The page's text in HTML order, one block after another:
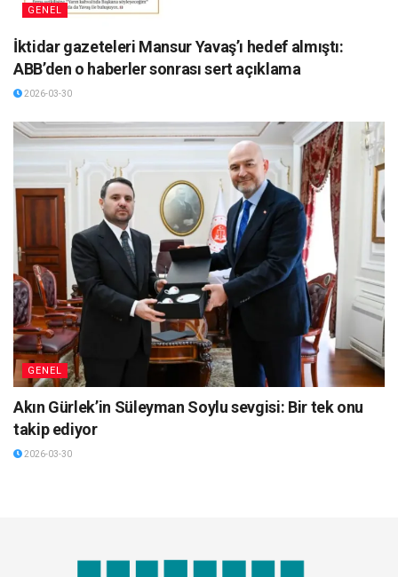
GENEL
İktidar gazeteleri Mansur Yavaş’ı hedef almıştı:
ABB’den o haberler sonrası sert açıklama
2026-03-30
GENEL
Akın Gürlek’in Süleyman Soylu sevgisi: Bir tek onu
takip ediyor
2026-03-30